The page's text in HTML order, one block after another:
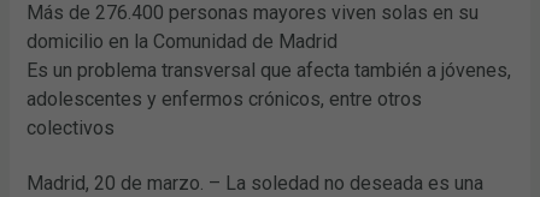
Más de 276.400 personas mayores viven solas en su
domicilio en la Comunidad de Madrid
Es un problema transversal que afecta también a jóvenes,
adolescentes y enfermos crónicos, entre otros
colectivos
Madrid, 20 de marzo. – La soledad no deseada es una